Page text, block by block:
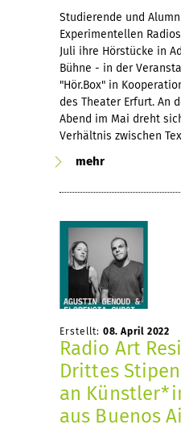
Studierende und
Experimentellen
Juli ihre Hörstücke in
Bühne - in der
"Hör.Box" in
des Theater Erfurt. An
Abend im Mai dreht
Verhältnis zwischen
mehr
Erstellt: 08. April 2022
Radio Art
Drittes
an
aus Buenos